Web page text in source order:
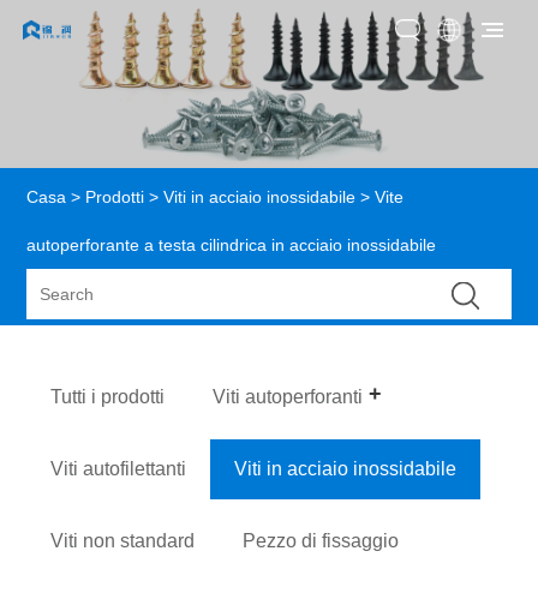
Casa > Prodotti >Viti in acciaio inossidabile > Vite
autoperforante a testa cilindrica in acciaio inossidabile
Tutti i prodotti Viti autoperforanti
Viti autofilettanti Viti in acciaio inossidabile
Viti non standard Pezzo di fissaggio